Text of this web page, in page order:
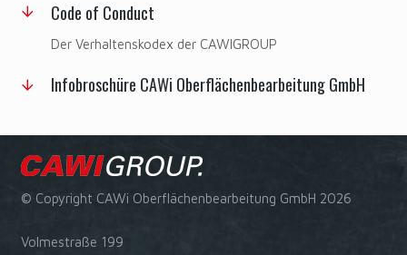
Code of Conduct
Der Verhaltenskodex der CAWIGROUP
Infobroschüre CAWi Oberflächenbearbeitung GmbH
© Copyright CAWi Oberflächenbearbeitung GmbH 2026
Volmestraße 199